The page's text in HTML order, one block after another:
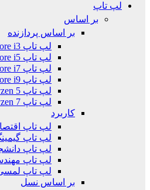
لپ تاپ
بر اساس
بر اساس پردازنده
لپ تاپ Core i3
لپ تاپ Core i5
لپ تاپ Core i7
لپ تاپ Core i9
لپ تاپ Ryzen 5
لپ تاپ Ryzen 7
کاربرد
لپ تاپ
لپ تاپ
لپ تاپ
لپ تاپ
لپ تاپ
بر اساس نسل